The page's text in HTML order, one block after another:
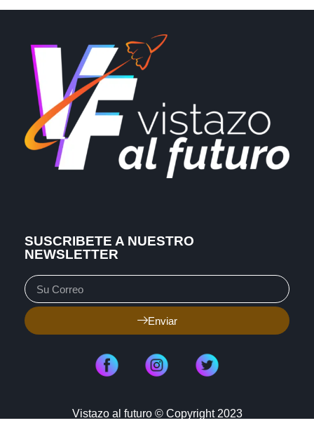
SUSCRIBETE A NUESTRO
NEWSLETTER
Enviar
Vistazo al futuro © Copyright 2023